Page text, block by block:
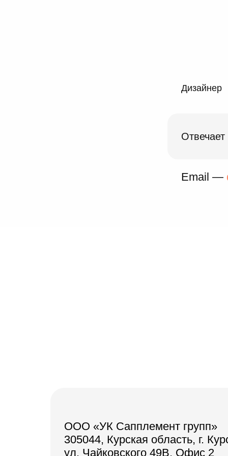
Дизайнер
Email —
ООО «УК Сапплемент групп»
305044, Курская область, г.
ул. Чайковского 49В, Офис 2